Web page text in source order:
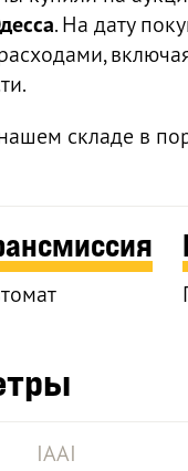
. На дату
складе в
IAAI